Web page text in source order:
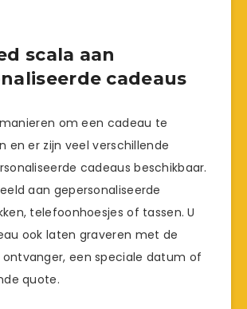
scala aan
cadeaus
om een cadeau te
en er zijn veel verschillende
cadeaus beschikbaar.
aan gepersonaliseerde
telefoonhoesjes of tassen. U
ook laten graveren met de
een speciale datum of
quote.